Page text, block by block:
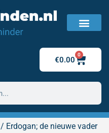
€0.00
0
/ Erdogan; de nieuwe vader